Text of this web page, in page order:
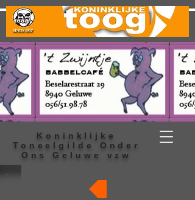
Koninklijke
Toneelgilde Onder
Ons Geluwe vzw